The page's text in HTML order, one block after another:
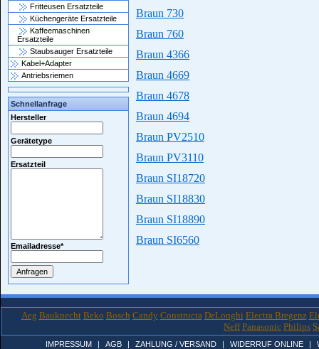
Fritteusen Ersatzteile
Küchengeräte Ersatzteile
Kaffeemaschinen
Ersatzteile
Staubsauger Ersatzteile
Kabel+Adapter
Antriebsriemen
Schnellanfrage
Hersteller
Gerätetype
Ersatzteil
Emailadresse*
Braun 730
Braun 760
Braun 4366
Braun 4669
Braun 4678
Braun 4694
Braun PV2510
Braun PV3110
Braun SI18720
Braun SI18830
Braun SI18890
Braun SI6560
Aeg Bauknecht Beko Bosch Candy Constructa DeLonghi Electra Bregenz
Neff Panasonic Philips
IMPRESSUM | AGB | ZAHLUNG / VERSAND | WIDERRUF ONLINE |